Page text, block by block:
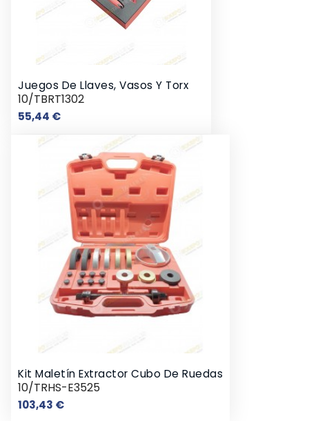
Juegos De Llaves, Vasos Y Torx
10/TBRT1302
55,44 €Precio
Kit Maletín Extractor Cubo De Ruedas
10/TRHS-E3525
103,43 €Precio